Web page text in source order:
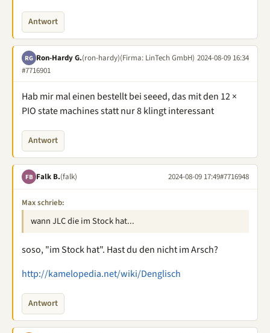
Antwort
RG Ron-Hardy G.(ron-hardy)(Firma: LinTech GmbH) 2024-08-09 16:34
#7716901
Hab mir mal einen bestellt bei seeed, das mit den 12 ×
PIO state machines statt nur 8 klingt interessant
Antwort
FB Falk B.(falk) 2024-08-09 17:49#7716948
Max schrieb:
wann JLC die im Stock hat...
soso, "im Stock hat". Hast du den nicht im Arsch?
http://kamelopedia.net/wiki/Denglisch
Antwort